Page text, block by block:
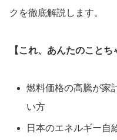
クを徹底解説します。
【これ、あんたのことち
燃料価格の高騰が家
い方
日本のエネルギー自